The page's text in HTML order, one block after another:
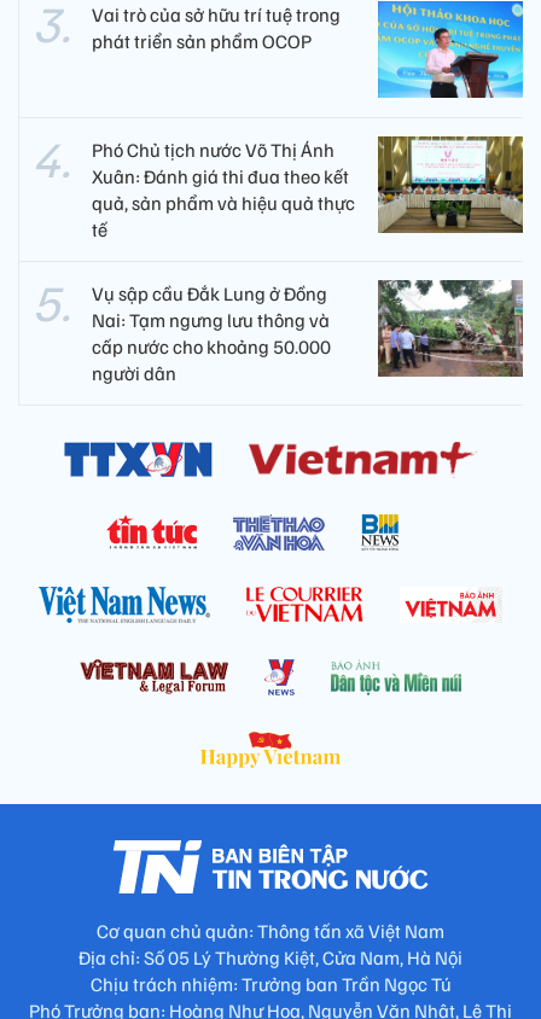
Vai trò của sở hữu trí tuệ trong
phát triển sản phẩm OCOP
Phó Chủ tịch nước Võ Thị Ánh
Xuân: Đánh giá thi đua theo kết
quả, sản phẩm và hiệu quả thực
tế
Vụ sập cầu Đắk Lung ở Đồng
Nai: Tạm ngưng lưu thông và
cấp nước cho khoảng 50.000
người dân
Cơ quan chủ quản: Thông tấn xã Việt Nam
Địa chỉ: Số 05 Lý Thường Kiệt, Cửa Nam, Hà Nội
Chịu trách nhiệm: Trưởng ban Trần Ngọc Tú
Phó Trưởng ban: Hoàng Như Hoa, Nguyễn Văn Nhật, Lê Thị